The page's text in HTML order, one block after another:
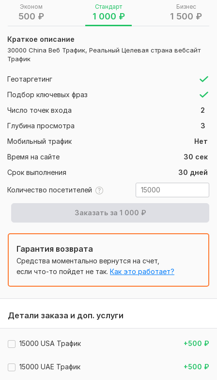
Эконом
500 ₽
Стандарт
1 000 ₽
Бизнес
1 500 ₽
Краткое описание
30000 China Веб Трафик, Реальный Целевая страна вебсайт
Трафик
Геотаргетинг
Подбор ключевых фраз
Число точек входа
2
Глубина просмотра
3
Мобильный трафик
Нет
Время на сайте
30 сек
Срок выполнения
30 дней
Количество посетителей
Заказать за 1 000 ₽
безопасные для Google ключевые слова, нацеленные на
реальный трафик.
Вы можете отслеживать посетителей с помощью Google
analytics, также я предоставлю пользовательский
идентификатор отслеживания при доставке.
ключевые слова. Если у вас нет выбора ключевых слов, то
мы найдем и используем лучшие ключевые слова для вас.
особенности концерта:
• Реальные посетители
• Ключевые слова, целевая аудитория
• 100% органические посетители.
• Удобный сервис Google
• Посетители, отслеживаемые в Google Analytics
• Предоставит пользовательский отчет о трафике.
Мы также предоставляем услуги по трафику из
Нужно для заказа:
Мне понадобится:
вебсайт Ссылка
от 3 до 5 основных ключевых слов.
дополнительными удивительными услугами.
Тип посетителей: Боты
Источник трафика: С сайтов, С поисковых систем,С
Гарантия возврата
Средства моментально вернутся на счет,
если что-то пойдет не так. Как это работает?
Детали заказа и доп. услуги
15000 USA Трафик +500 ₽
15000 UAE Трафик +500 ₽